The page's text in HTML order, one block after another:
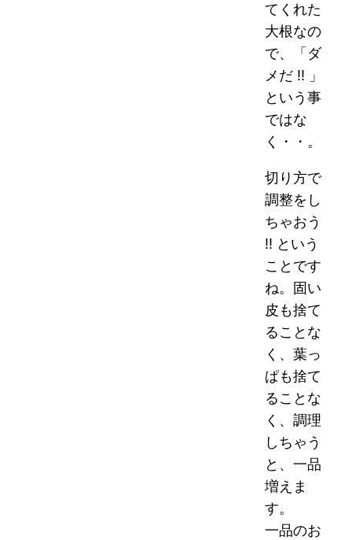
てくれた
大根なの
で、「ダ
メだ !! 」
という事
ではな
く・・。
切り方で
調整をし
ちゃおう
!! という
ことです
ね。固い
皮も捨て
ることな
く、葉っ
ぱも捨て
ることな
く、調理
しちゃう
と、一品
増えま
す。
一品のお